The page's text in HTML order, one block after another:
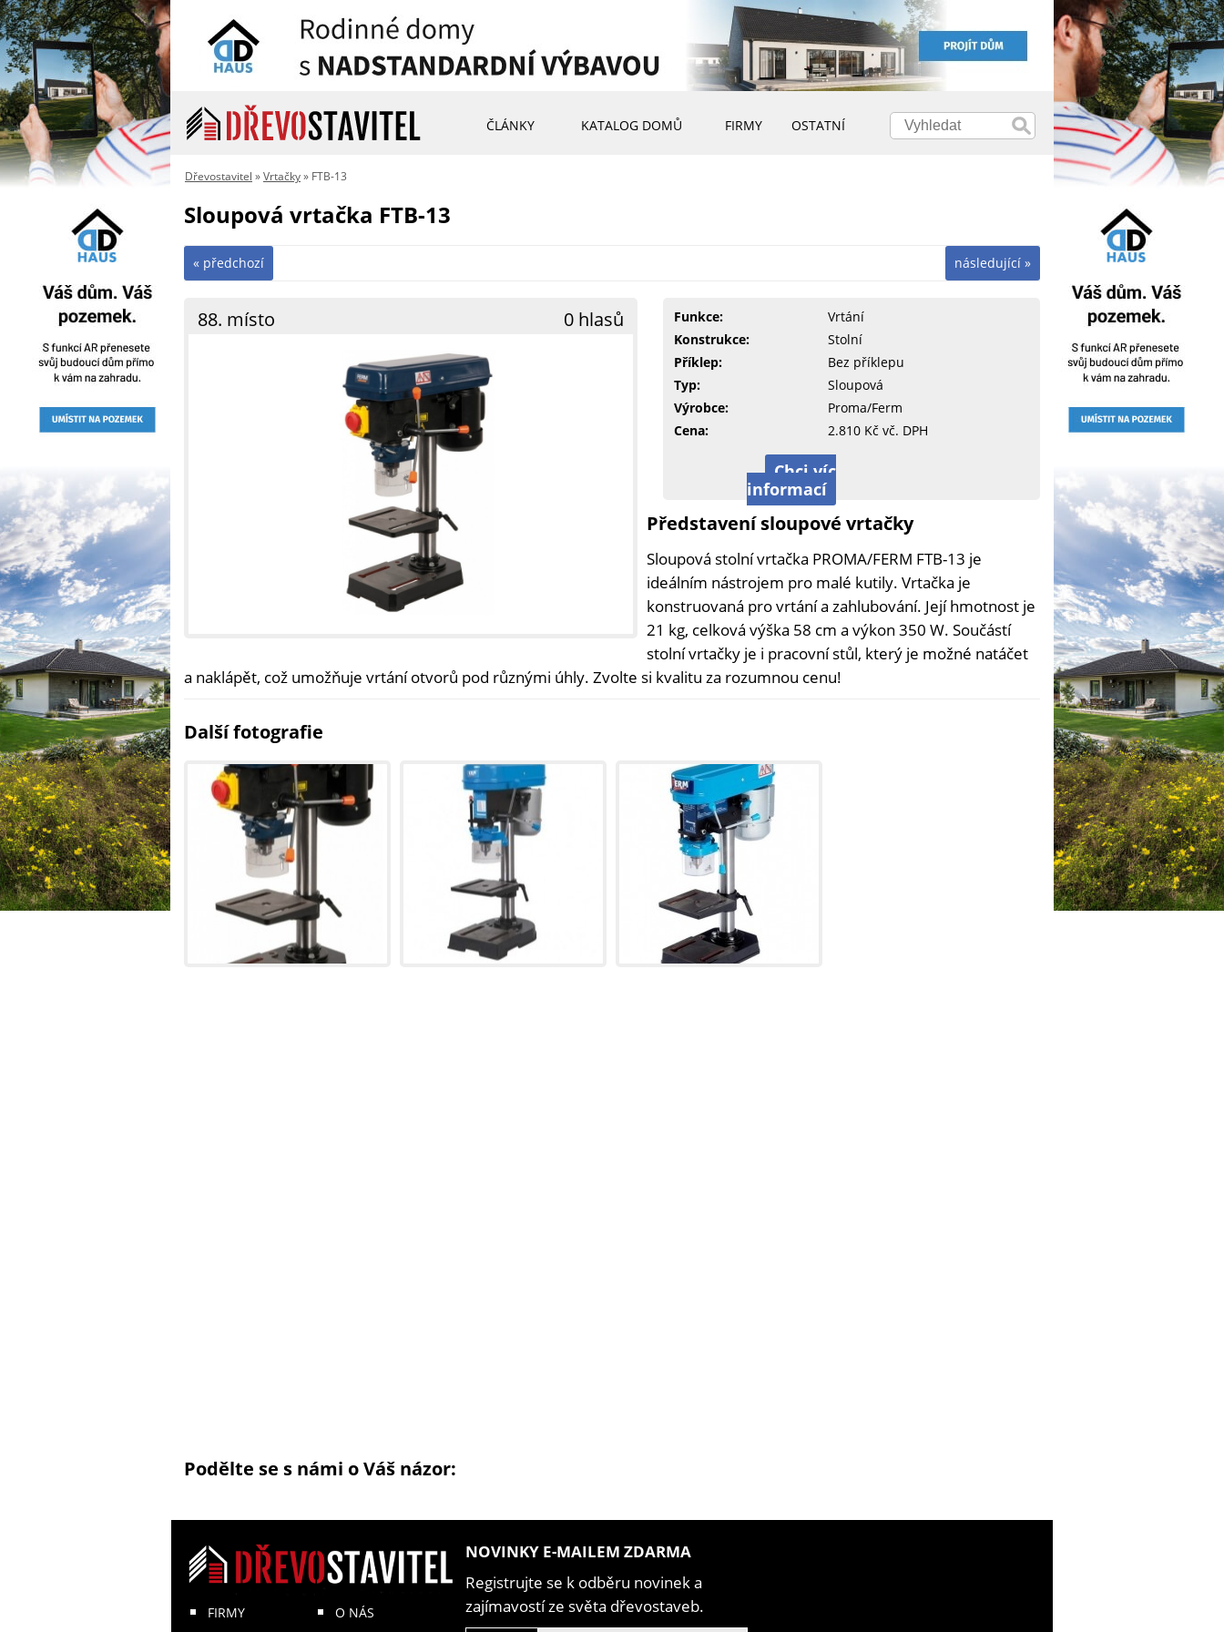
ČLÁNKY KATALOG DOMŮ FIRMY OSTATNÍ
Dřevostavitel »Vrtačky» FTB-13
Sloupová vrtačka FTB-13
následující »
« předchozí
Funkce:
Vrtání
Konstrukce:
Stolní
Příklep:
Bez příklepu
Typ:
Sloupová
Výrobce:
Proma/Ferm
Cena:
2.810 Kč vč. DPH
Chci víc
informací
88. místo 0 hlasů
Představení sloupové vrtačky
Sloupová stolní vrtačka PROMA/FERM FTB-13 je
ideálním nástrojem pro malé kutily. Vrtačka je
konstruovaná pro vrtání a zahlubování. Její hmotnost je
21 kg, celková výška 58 cm a výkon 350 W. Součástí
stolní vrtačky je i pracovní stůl, který je možné natáčet
a naklápět, což umožňuje vrtání otvorů pod různými úhly. Zvolte si kvalitu za rozumnou cenu!
Další fotografie
Podělte se s námi o Váš názor:
FIRMY
O NÁS
NOVINKY E-MAILEM ZDARMA
Registrujte se k odběru novinek a
zajímavostí ze světa dřevostaveb.